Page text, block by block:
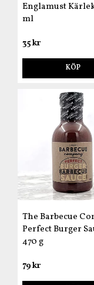
Englamust
ml
35 kr
KÖP
The Barbecue
Perfect Burger
470 g
79 kr